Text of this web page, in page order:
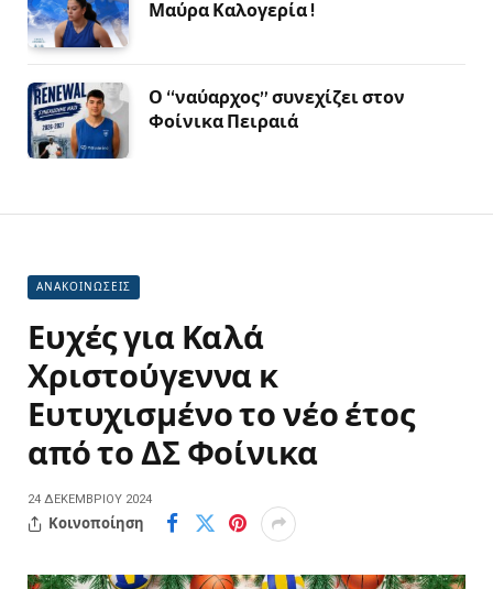
Μαύρα Καλογερία !
Ο “ναύαρχος” συνεχίζει στον
Φοίνικα Πειραιά
ΑΝΑΚΟΙΝΩΣΕΙΣ
Ευχές για Καλά
Χριστούγεννα κ
Ευτυχισμένο το νέο έτος
από το ΔΣ Φοίνικα
24 ΔΕΚΕΜΒΡΊΟΥ 2024
Κοινοποίηση